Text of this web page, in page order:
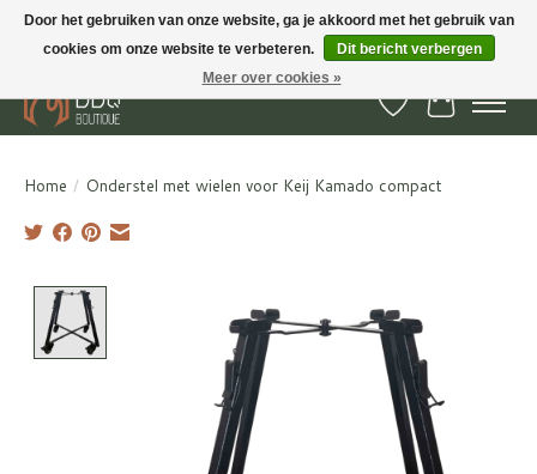
BBQ Boutique - Gratis verzenden en afhalen in Hedel en Kesteren
Verlanglijst
Home / Onderstel met wielen voor Keij Kamado compact
Door het gebruiken van onze website, ga je akkoord met het gebruik van
cookies om onze website te verbeteren.
Dit bericht verbergen
Meer over cookies »